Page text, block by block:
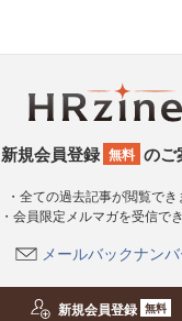
新規会員登録 無料 のご
・全ての過去記事が閲覧でき
・会員限定メルマガを受信で
メールバックナン
新規会員登録 無料